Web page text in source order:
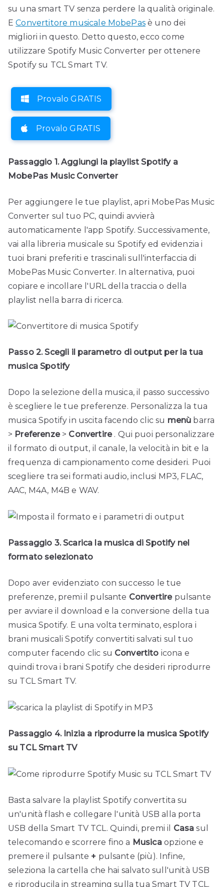
su una smart TV senza perdere la qualità originale.
EConvertitore musicale MobePasè uno dei
migliori in questo. Detto questo, ecco come
utilizzare Spotify Music Converter per ottenere
Spotify su TCL Smart TV.
Provalo GRATIS
Provalo GRATIS
Passaggio 1. Aggiungi la playlist Spotify a
MobePas Music Converter
Per aggiungere le tue playlist, apri MobePas Music
Converter sul tuo PC, quindi avvierà
automaticamente l'app Spotify. Successivamente,
vai alla libreria musicale su Spotify ed evidenzia i
tuoi brani preferiti e trascinali sull'interfaccia di
MobePas Music Converter. In alternativa, puoi
copiare e incollare l'URL della traccia o della
playlist nella barra di ricerca.
Passo 2. Scegli il parametro di output per la tua
musica Spotify
Dopo la selezione della musica, il passo successivo
è scegliere le tue preferenze. Personalizza la tua
musica Spotify in uscita facendo clic su menù barra
> Preferenze> Convertire. Qui puoi personalizzare
il formato di output, il canale, la velocità in bit e la
frequenza di campionamento come desideri. Puoi
scegliere tra sei formati audio, inclusi MP3, FLAC,
AAC, M4A, M4B e WAV.
Passaggio 3. Scarica la musica di Spotify nel
formato selezionato
Dopo aver evidenziato con successo le tue
preferenze, premi il pulsante Convertirepulsante
per avviare il download e la conversione della tua
musica Spotify. E una volta terminato, esplora i
brani musicali Spotify convertiti salvati sul tuo
computer facendo clic su Convertito icona e
quindi trova i brani Spotify che desideri riprodurre
su TCL Smart TV.
Passaggio 4. Inizia a riprodurre la musica Spotify
su TCL Smart TV
Basta salvare la playlist Spotify convertita su
un'unità flash e collegare l'unità USB alla porta
USB della Smart TV TCL. Quindi, premi il Casa sul
telecomando e scorrere fino a Musicaopzione e
premere il pulsante + pulsante (più). Infine,
seleziona la cartella che hai salvato sull'unità USB
e riproducila in streaming sulla tua Smart TV TCL.